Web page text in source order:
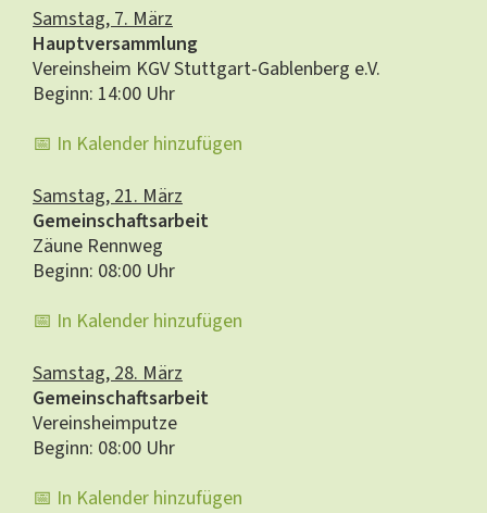
Samstag, 7. März
Hauptversammlung
Vereinsheim KGV Stuttgart-Gablenberg e.V.
Beginn: 14:00 Uhr
📅 In Kalender hinzufügen
Samstag, 21. März
Gemeinschaftsarbeit
Zäune Rennweg
Beginn: 08:00 Uhr
📅 In Kalender hinzufügen
Samstag, 28. März
Gemeinschaftsarbeit
Vereinsheimputze
Beginn: 08:00 Uhr
📅 In Kalender hinzufügen